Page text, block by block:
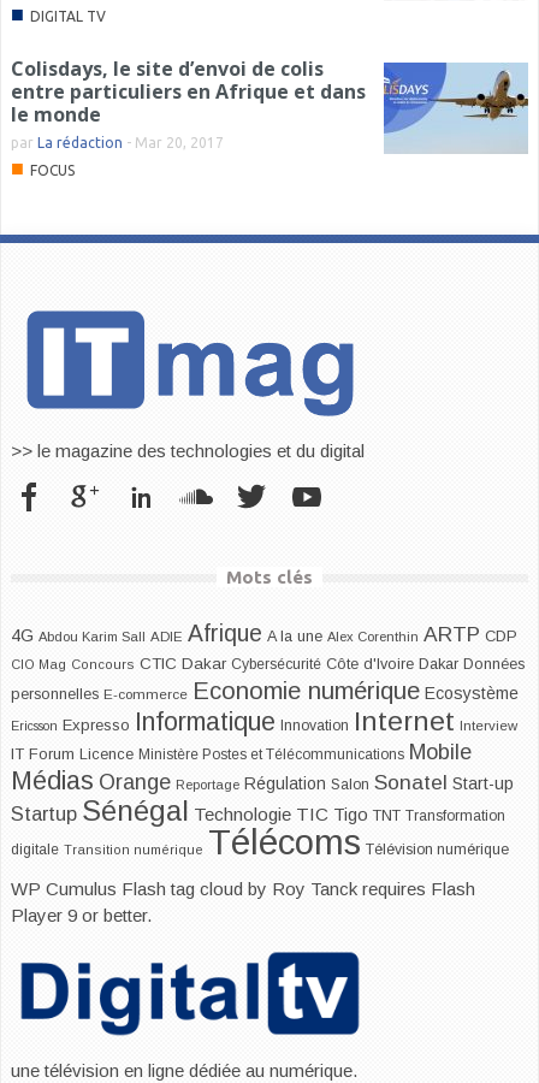
■ DIGITAL TV
Colisdays, le site d’envoi de colis
entre particuliers en Afrique et dans
le monde
par La rédaction - Mar 20, 2017
■ FOCUS
>> le magazine des technologies et du digital
Mots clés
4G Abdou Karim Sall ADIE Afrique A la une Alex Corenthin ARTP CDP
CIO Mag Concours CTIC Dakar Cybersécurité Côte d'Ivoire Dakar Données
personnelles E-commerce Economie numérique Ecosystème
Ericsson Expresso Informatique Innovation Internet Interview
IT Forum Licence Ministère Postes et Télécommunications Mobile
Médias Orange Reportage Régulation Salon Sonatel Start-up
Startup Sénégal Technologie TIC Tigo TNT Transformation
digitale Transition numérique Télécoms Télévision numérique
WP Cumulus Flash tag cloud by Roy Tanck requires Flash
Player 9 or better.
une télévision en ligne dédiée au numérique.